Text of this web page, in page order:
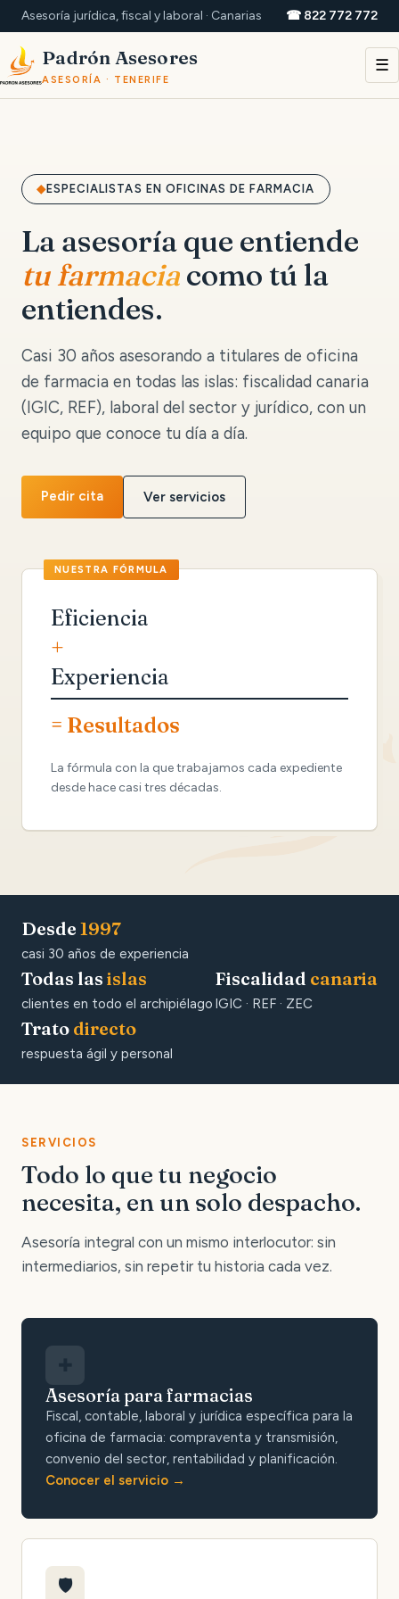
Asesoría jurídica, fiscal y laboral · Canarias ☎ 822 772 772
Padrón Asesores
ASESORÍA · TENERIFE
☰
ESPECIALISTAS EN OFICINAS DE FARMACIA
La asesoría que entiende
tu farmaciacomo tú la
entiendes.
Casi 30 años asesorando a titulares de oficina
de farmacia en todas las islas: fiscalidad canaria
(IGIC, REF), laboral del sector y jurídico, con un
equipo que conoce tu día a día.
Pedir cita Ver servicios
Eficiencia
+
Experiencia
= Resultados
La fórmula con la que trabajamos cada expediente
desde hace casi tres décadas.
Desde 1997
casi 30 años de experiencia
Todas las islas
clientes en todo el archipiélago
Fiscalidad canaria
IGIC · REF · ZEC
Trato directo
respuesta ágil y personal
SERVICIOS
Todo lo que tu negocio
necesita, en un solo despacho.
Asesoría integral con un mismo interlocutor: sin
intermediarios, sin repetir tu historia cada vez.
Asesoría para farmacias
Fiscal, contable, laboral y jurídica específica para la
oficina de farmacia: compraventa y transmisión,
convenio del sector, rentabilidad y planificación.
Conocer el servicio
🛡️